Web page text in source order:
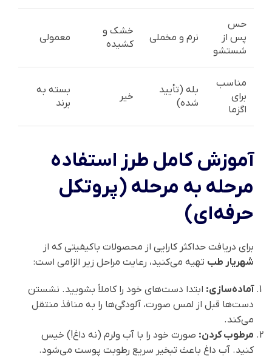
حس
پس از
شستشو
نرم و مخملی
خشک و
کشیده
معمولی
مناسب
برای
اگزما
بله (تأیید
شده)
خیر
بسته به
برند
آموزش کامل طرز استفاده
مرحله به مرحله (پروتکل
حرفه‌ای)
برای دریافت حداکثر کارایی از محصولات باکیفیتی که از
شهریار طب تهیه می‌کنید، رعایت مراحل زیر الزامی است:
آماده‌سازی: ابتدا دست‌های خود را کاملاً بشویید. نشستن
دست‌ها قبل از لمس صورت، آلودگی‌ها را به منافذ منتقل
می‌کند.
مرطوب کردن: صورت خود را با آب ولرم (نه داغ!) خیس
کنید. آب داغ باعث تبخیر سریع رطوبت پوست می‌شود.